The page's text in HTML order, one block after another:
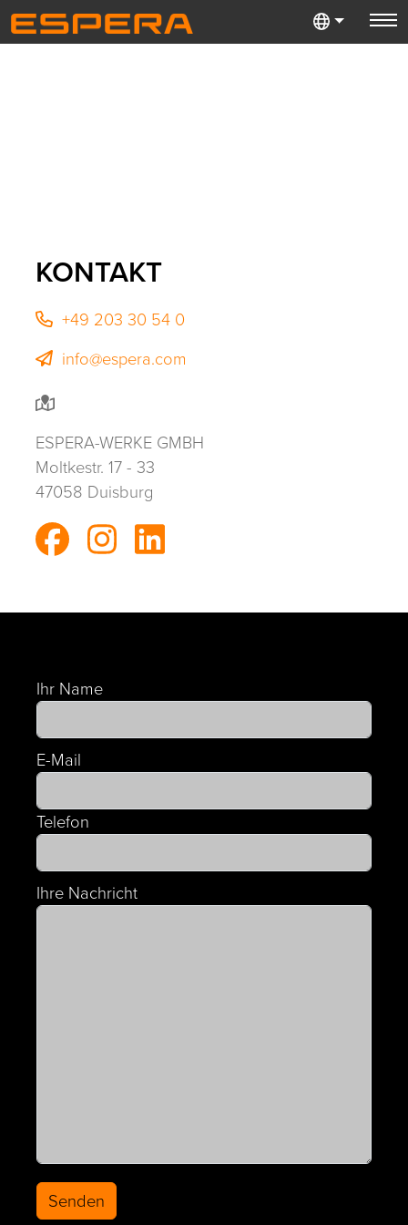
KONTAKT
+49 203 30 54 0
info@espera.com
ESPERA-WERKE GMBH
Moltkestr. 17 - 33
47058 Duisburg
Ihr Name
E-Mail
Telefon
Ihre Nachricht
Senden